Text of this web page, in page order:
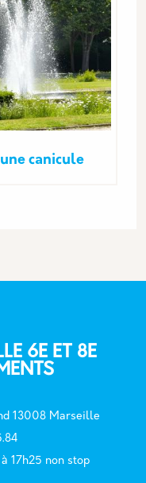
canicule
6E ET 8E
13008 Marseille
17h25 non stop